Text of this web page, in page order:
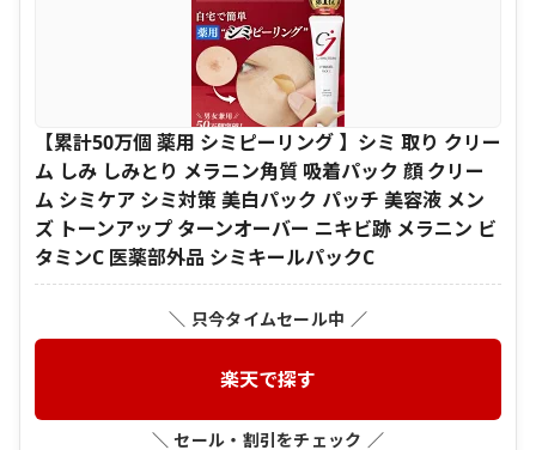
【累計50万個 薬用 シミピーリング 】シミ 取り クリー
ム しみ しみとり メラニン角質 吸着パック 顔 クリー
ム シミケア シミ対策 美白パック パッチ 美容液 メン
ズ トーンアップ ターンオーバー ニキビ跡 メラニン ビ
タミンC 医薬部外品 シミキールパックC
＼ 只今タイムセール中 ／
楽天で探す
＼ セール・割引をチェック ／